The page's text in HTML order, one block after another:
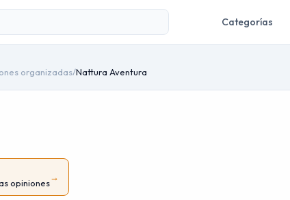
Categorías
organizadas/Nattura Aventura
opiniones
→